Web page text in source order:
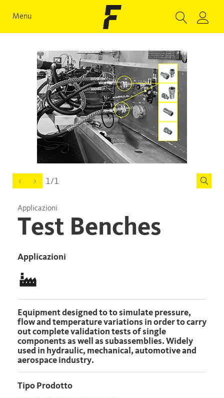
Menu
1/1
Applicazioni
Test Benches
Applicazioni
Equipment designed to to simulate pressure,
flow and temperature variations in order to carry
out complete validation tests of single
components as well as subassemblies. Widely
used in hydraulic, mechanical, automotive and
aerospace industry.
Tipo Prodotto